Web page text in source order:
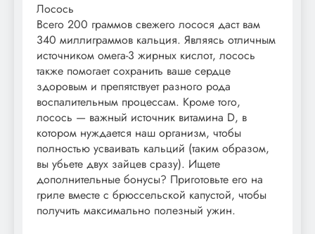
Лосось
Всего 200 граммов свежего лосося даст вам
340 миллиграммов кальция. Являясь отличным
источником омега-3 жирных кислот, лосось
также помогает сохранить ваше сердце
здоровым и препятствует разного рода
воспалительным процессам. Кроме того,
лосось — важный источник витамина D, в
котором нуждается наш организм, чтобы
полностью усваивать кальций (таким образом,
вы убьете двух зайцев сразу). Ищете
дополнительные бонусы? Приготовьте его на
гриле вместе с брюссельской капустой, чтобы
получить максимально полезный ужин.